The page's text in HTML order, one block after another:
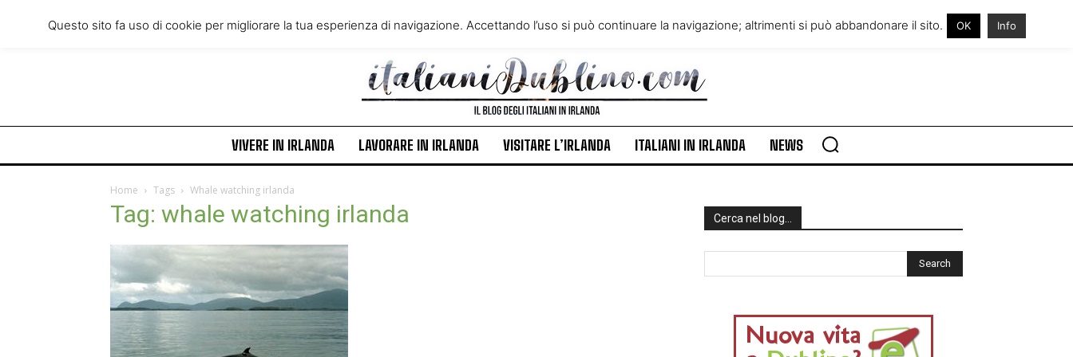
Friday, August 7, 2026 VIVERE IN IRLANDA
VISITARE L’IRLANDA
ITALIANI IN IRLANDA
NEWS
VIVERE IN IRLANDA LAVORARE IN IRLANDA VISITARE L’IRLANDA ITALIANI IN IRLANDA NEWS
Home Tags Whale watching irlanda
Tag: whale watching irlanda Cerca nel blog…
Questo sito fa uso di cookie per migliorare la tua esperienza di navigazione. Accettando l’uso si può continuare la navigazione; altrimenti si può abbandonare il sito. OK Info